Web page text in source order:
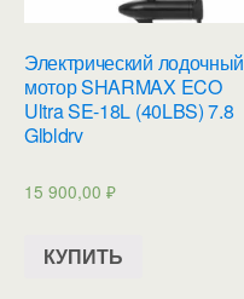
Электрический лодочный
мотор SHARMAX ECO
Ultra SE-18L (40LBS) 7.8
Glbldrv
15 900,00 ₽
КУПИТЬ